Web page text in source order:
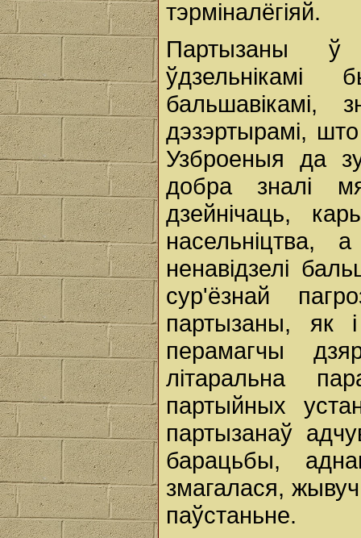
тэрміналёгіяй.
Партызаны ў
ўдзельнікамі
бальшавікамі,
дэзэртырамі,
Узброеныя да
добра зналі
дзейнічаць,
ненавідзелі
сур'ёзнай
партызаны, як
перамагчы
літаральна
партыйных
партызанаў
барацьбы,
змагалася,
паўстаньне.